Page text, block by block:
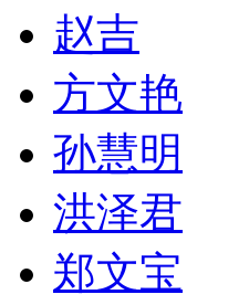
赵吉
方文艳
孙慧明
洪泽君
郑文宝